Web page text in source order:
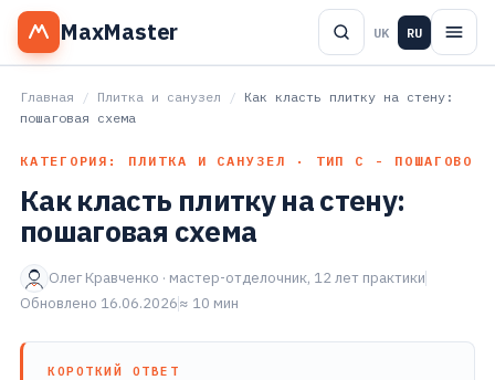
MaxMaster UK RU
Главная / Плитка и санузел / Как класть плитку на стену:
пошаговая схема
КАТЕГОРИЯ: ПЛИТКА И САНУЗЕЛ · ТИП С - ПОШАГОВО
Как класть плитку на стену:
пошаговая схема
Олег Кравченко · мастер-отделочник, 12 лет практики
Обновлено 16.06.2026≈ 10 мин
КОРОТКИЙ ОТВЕТ